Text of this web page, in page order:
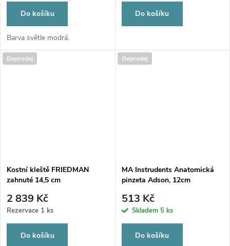
Do košíku
Barva světle modrá.
Do košíku
Doprodej
Kostní kleště FRIEDMAN
zahnuté 14,5 cm
2 839 Kč
Rezervace 1 ks
Do košíku
Doprodej
MA Instrudents Anatomická
pinzeta Adson, 12cm
513 Kč
Skladem 5 ks
Do košíku